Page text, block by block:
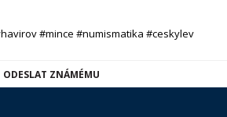
#mince #numismatika #ceskylev
ODESLAT ZNÁMÉMU